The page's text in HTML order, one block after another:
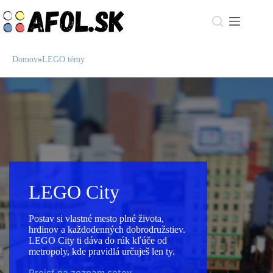
to
content
Domov»LEGO témy
LEGO City⁠
Postav si vlastné mesto plné života,
hrdinov a každodenných dobrodružstiev.
LEGO City ti dáva do rúk kľúče od
metropoly, kde pravidlá určuješ len ty.⁠